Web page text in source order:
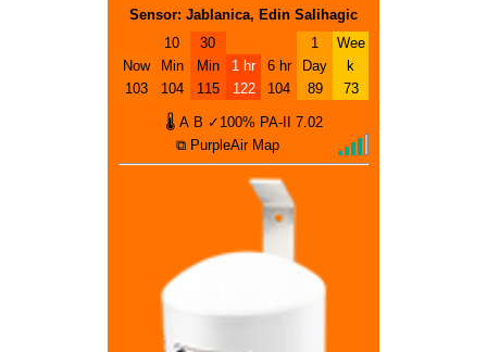
Sensor: Jablanica, Edin Salihagic
Now
103
10
Min
104
30
Min
115
1 hr
122
6 hr
104
1
Day
89
Wee
k
73
🌡 A B ✓100% PA-II
7.02
⧉ PurpleAir Map